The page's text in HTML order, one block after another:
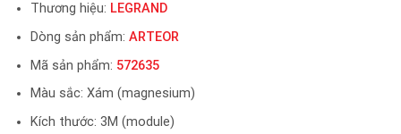
Thương hiệu: LEGRAND
Dòng sản phẩm: ARTEOR
Mã sản phẩm: 572635
Màu sắc: Xám (magnesium)
Kích thước: 3M (module)